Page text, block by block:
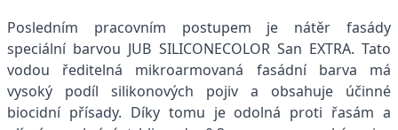
Posledním pracovním postupem je nátěr fasády
speciální barvou JUB SILICONECOLOR San EXTRA. Tato
vodou ředitelná mikroarmovaná fasádní barva má
vysoký podíl silikonových pojiv a obsahuje účinné
biocidní přísady. Díky tomu je odolná proti řasám a